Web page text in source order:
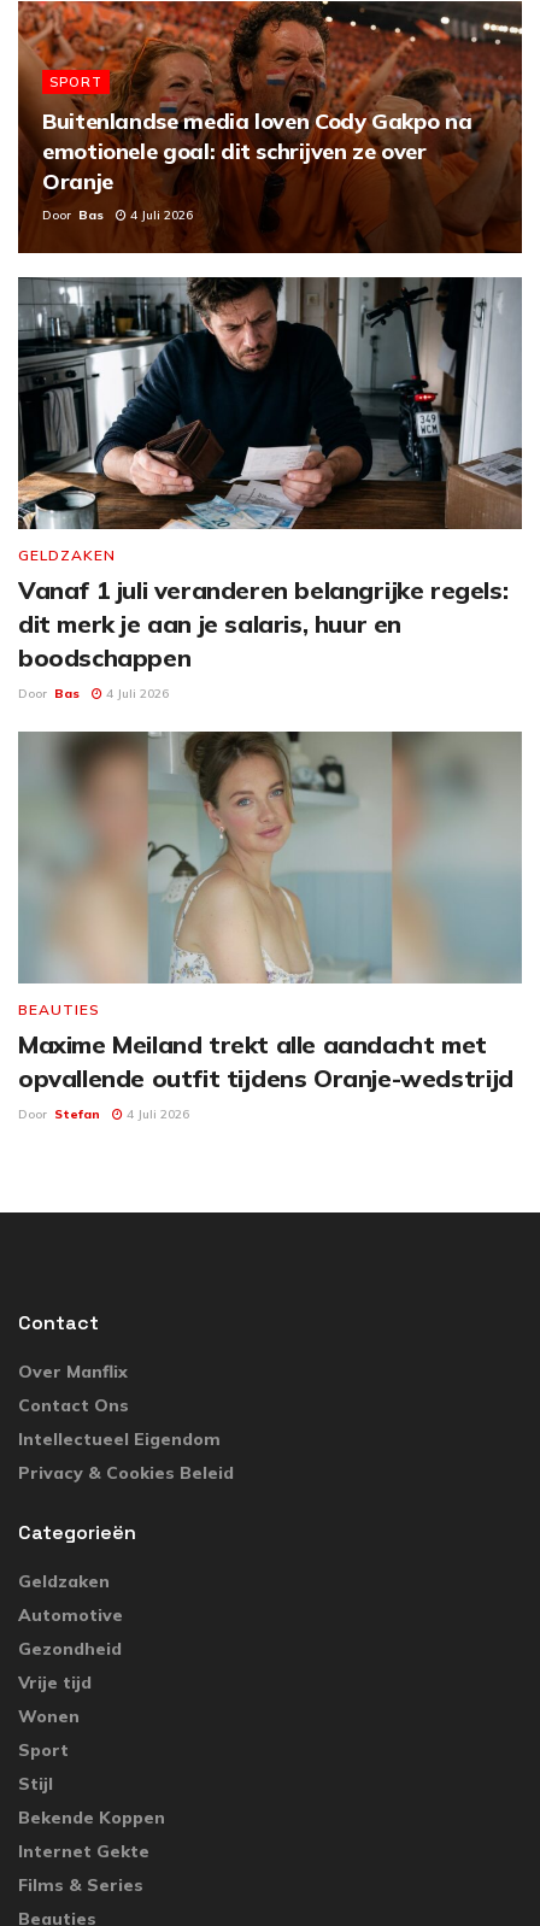
SPORT
Buitenlandse media loven Cody Gakpo na
emotionele goal: dit schrijven ze over
Oranje
Door Bas 4 Juli 2026
GELDZAKEN
Vanaf 1 juli veranderen belangrijke regels:
dit merk je aan je salaris, huur en
boodschappen
Door Bas 4 Juli 2026
BEAUTIES
Maxime Meiland trekt alle aandacht met
opvallende outfit tijdens Oranje-wedstrijd
Door Stefan 4 Juli 2026
Contact
Over Manflix
Contact Ons
Intellectueel Eigendom
Privacy & Cookies Beleid
Categorieën
Geldzaken
Automotive
Gezondheid
Vrije tijd
Wonen
Sport
Stijl
Bekende Koppen
Internet Gekte
Films & Series
Beauties